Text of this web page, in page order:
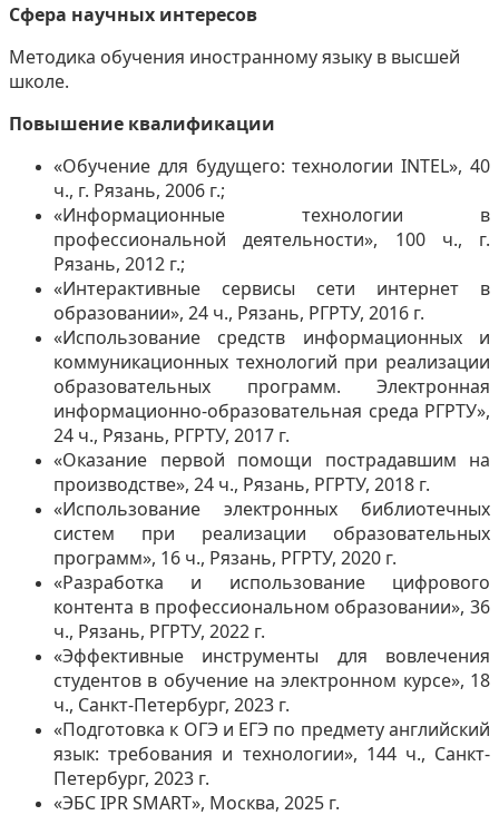
Сфера научных интересов
Методика обучения иностранному языку в высшей
школе.
Повышение квалификации
«Обучение для будущего: технологииINTEL», 40
ч., г. Рязань, 2006 г.;
«Информационные технологии в
профессиональной деятельности», 100 ч., г.
Рязань, 2012 г.;
«Интерактивные сервисы сети интернет в
образовании», 24 ч., Рязань, РГРТУ, 2016 г.
«Использование средств информационных и
коммуникационных технологий при реализации
образовательных программ. Электронная
информационно-образовательная среда РГРТУ»,
24 ч., Рязань, РГРТУ, 2017 г.
«Оказание первой помощи пострадавшим на
производстве», 24 ч., Рязань, РГРТУ, 2018 г.
«Использование электронных библиотечных
систем при реализации образовательных
программ», 16 ч., Рязань, РГРТУ, 2020 г.
«Разработка и использование цифрового
контента в профессиональном образовании», 36
ч., Рязань, РГРТУ, 2022 г.
«Эффективные инструменты для вовлечения
студентов в обучение на электронном курсе», 18
ч., Санкт-Петербург, 2023 г.
«Подготовка к ОГЭ и ЕГЭ по предмету английский
язык: требования и технологии», 144 ч., Санкт-
Петербург, 2023 г.
«ЭБСIPRSMART», Москва, 2025 г.